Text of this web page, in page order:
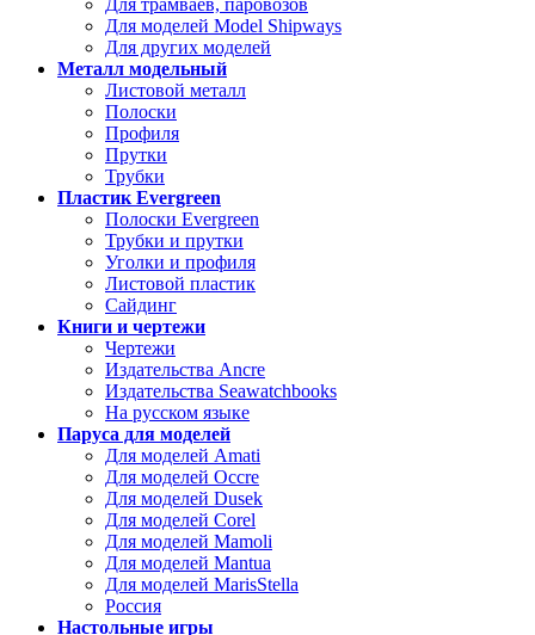
Для трамваев, паровозов
Для моделей Model Shipways
Для других моделей
Металл модельный
Листовой металл
Полоски
Профиля
Прутки
Трубки
Пластик Evergreen
Полоски Evergreen
Трубки и прутки
Уголки и профиля
Листовой пластик
Сайдинг
Книги и чертежи
Чертежи
Издательства Ancre
Издательства Seawatchbooks
На русском языке
Паруса для моделей
Для моделей Amati
Для моделей Occre
Для моделей Dusek
Для моделей Corel
Для моделей Mamoli
Для моделей Mantua
Для моделей MarisStella
Россия
Настольные игры